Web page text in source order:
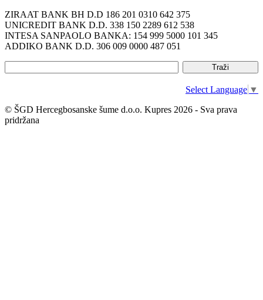
ZIRAAT BANK BH D.D 186 201 0310 642 375
UNICREDIT BANK D.D. 338 150 2289 612 538
INTESA SANPAOLO BANKA: 154 999 5000 101 345
ADDIKO BANK D.D. 306 009 0000 487 051
Select Language ▼
© ŠGD Hercegbosanske šume d.o.o. Kupres 2026 - Sva prava
pridržana